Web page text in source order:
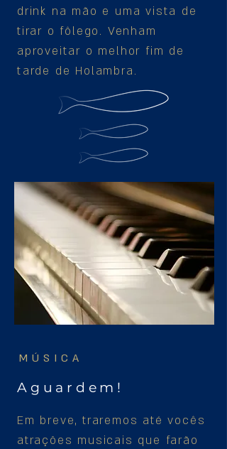
Em breve, traremos até vocês
atrações musicais que farão
MÚSICA
Aguardem!
drink na mão e uma vista de
tirar o fôlego. Venham
aproveitar o melhor fim de
tarde de Holambra.